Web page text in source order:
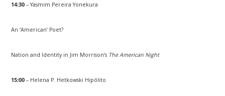
14:30 – Yasmim Pereira Yonekura
An ‘American’ Poet?
Nation and Identity in Jim Morrison’s The American Night
15:00 – Helena P. Hetkowski Hipólito